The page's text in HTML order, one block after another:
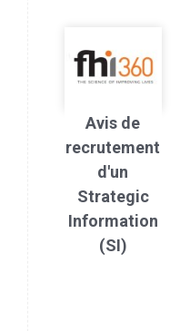
Avis de
recrutement
d'un
Strategic
Information
(SI)